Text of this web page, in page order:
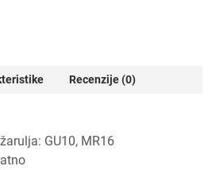
Recenzije (0)
GU10, MR16